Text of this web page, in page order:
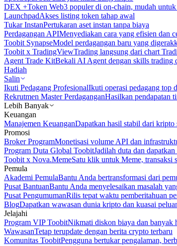
DEX +Token Web3 populer di on-chain, mudah
LaunchpadAkses listing token tahap awal
Tukar InstanPertukaran aset instan tanpa biaya
Perdagangan APIMenyediakan cara yang efisien dan
Toobit SynapseModel perdagangan baru yang
Toobit x TradingViewTrading langsung dari chart
Agent Trade KitBekali AI Agent dengan skills trading
Hadiah
Salin
Ikuti Pedagang ProfesionalIkuti operasi pedagang top
Rekrutmen Master PerdaganganHasilkan pendapatan
Lebih Banyak
Keuangan
Manajemen KeuanganDapatkan hasil stabil dari kripto
Promosi
Broker ProgramMonetisasi volume API dan
Program Duta Global ToobitJadilah duta dan
Toobit x Nova.MemeSatu klik untuk Meme, transaksi
Pemula
Akademi PemulaBantu Anda bertransformasi dari
Pusat BantuanBantu Anda menyelesaikan masalah
Pusat PengumumanRilis tepat waktu pemberitahuan
BlogDapatkan wawasan dunia kripto dan kuasai
Jelajahi
Program VIP ToobitNikmati diskon biaya dan banyak
WawasanTetap terupdate dengan berita crypto terbaru
Komunitas ToobitPengguna bertukar pengalaman,